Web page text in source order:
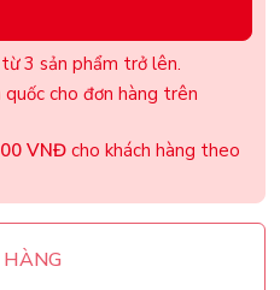
3 sản phẩm trở lên.
cho đơn hàng trên
VNĐ cho khách hàng theo